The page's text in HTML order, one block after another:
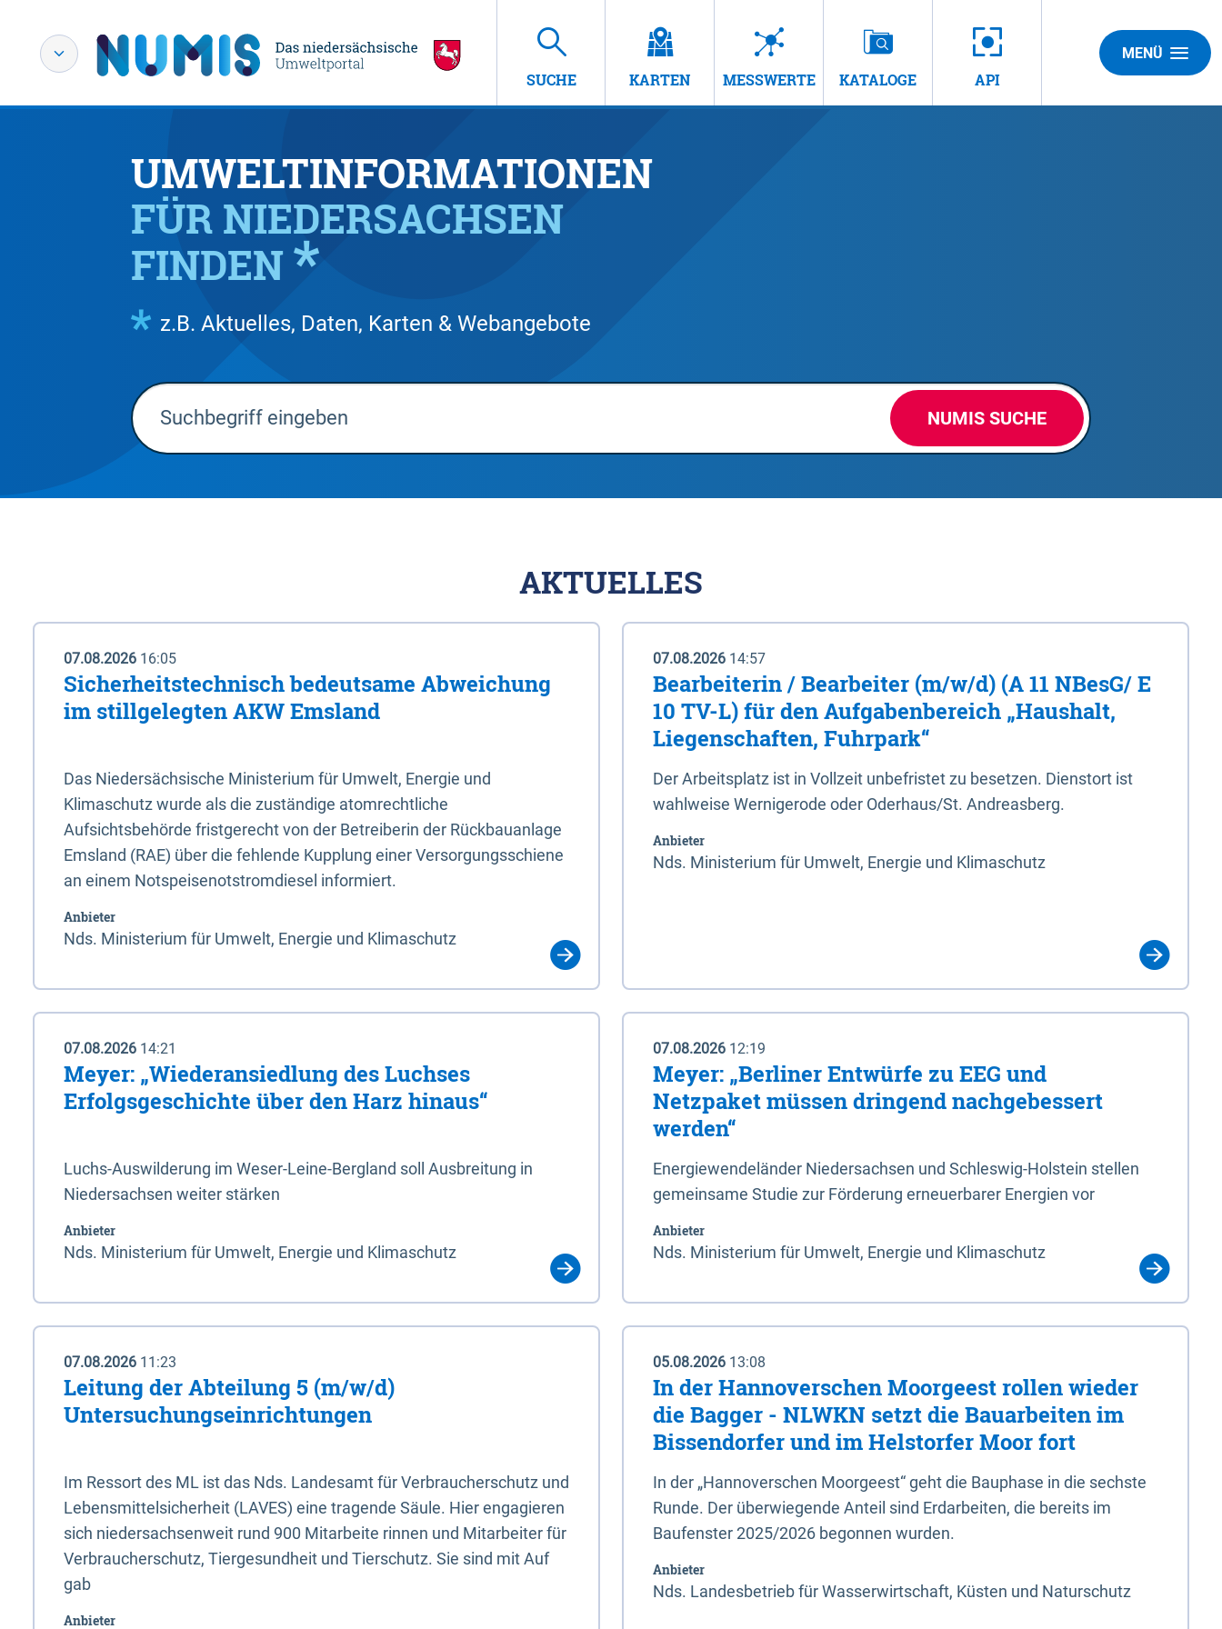
SUCHE KARTEN MESSWERTE KATALOGE API
MENÜ
UMWELTINFORMATIONEN
FÜR NIEDERSACHSEN
FINDEN
z.B. Aktuelles, Daten, Karten & Webangebote
NUMIS SUCHE
AKTUELLES
07.08.2026 16:05
Sicherheitstechnisch bedeutsame Abweichung
im stillgelegten AKW Emsland
Das Niedersächsische Ministerium für Umwelt, Energie und
Klimaschutz wurde als die zuständige atomrechtliche
Aufsichtsbehörde fristgerecht von der Betreiberin der Rückbauanlage
Emsland (RAE) über die fehlende Kupplung einer Versorgungsschiene
an einem Notspeisenotstromdiesel informiert.
Anbieter
Nds. Ministerium für Umwelt, Energie und Klimaschutz
07.08.2026 14:57
Bearbeiterin / Bearbeiter (m/w/d) (A 11 NBesG/ E
10 TV-L) für den Aufgabenbereich „Haushalt,
Liegenschaften, Fuhrpark“
Der Arbeitsplatz ist in Vollzeit unbefristet zu besetzen. Dienstort ist
wahlweise Wernigerode oder Oderhaus/St. Andreasberg.
Anbieter
Nds. Ministerium für Umwelt, Energie und Klimaschutz
07.08.2026 14:21
Meyer: „Wiederansiedlung des Luchses
Erfolgsgeschichte über den Harz hinaus“
Luchs-Auswilderung im Weser-Leine-Bergland soll Ausbreitung in
Niedersachsen weiter stärken
Anbieter
Nds. Ministerium für Umwelt, Energie und Klimaschutz
07.08.2026 12:19
Meyer: „Berliner Entwürfe zu EEG und
Netzpaket müssen dringend nachgebessert
werden“
Energiewendeländer Niedersachsen und Schleswig-Holstein stellen
gemeinsame Studie zur Förderung erneuerbarer Energien vor
Anbieter
Nds. Ministerium für Umwelt, Energie und Klimaschutz
07.08.2026 11:23
Leitung der Abteilung 5 (m/w/d)
Untersuchungseinrichtungen
Im Ressort des ML ist das Nds. Landesamt für Verbraucherschutz und
Lebensmittelsicherheit (LAVES) eine tragende Säule. Hier engagieren
sich niedersachsenweit rund 900 Mitarbeite rinnen und Mitarbeiter für
Verbraucherschutz, Tiergesundheit und Tierschutz. Sie sind mit Auf
gab
Anbieter
05.08.2026 13:08
In der Hannoverschen Moorgeest rollen wieder
die Bagger - NLWKN setzt die Bauarbeiten im
Bissendorfer und im Helstorfer Moor fort
In der „Hannoverschen Moorgeest“ geht die Bauphase in die sechste
Runde. Der überwiegende Anteil sind Erdarbeiten, die bereits im
Baufenster 2025/2026 begonnen wurden.
Anbieter
Nds. Landesbetrieb für Wasserwirtschaft, Küsten und Naturschutz